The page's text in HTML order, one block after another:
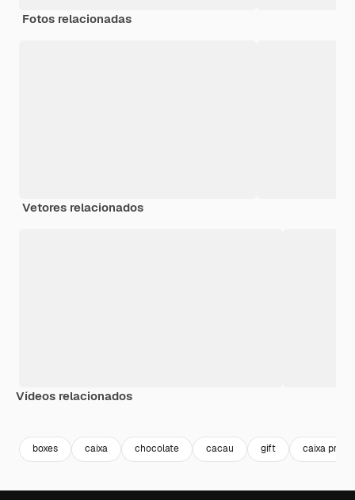
Fotos relacionadas
Vetores relacionados
Vídeos relacionados
boxes caixa chocolate cacau gift caixa